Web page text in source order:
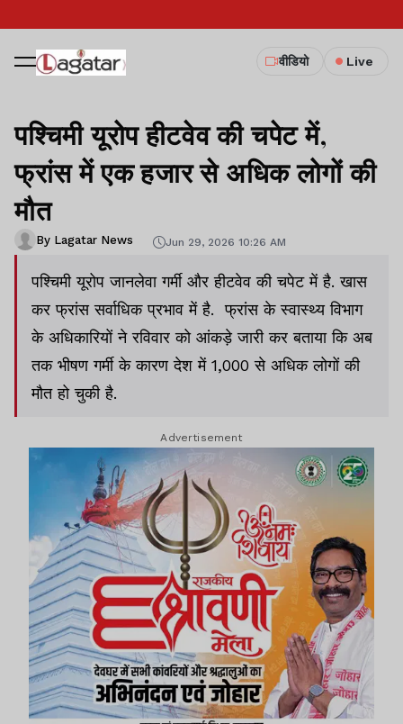
वीडियो Live
पश्चिमी यूरोप हीटवेव की चपेट में,
फ्रांस में एक हजार से अधिक लोगों की
मौत
By Lagatar News Jun 29, 2026 10:26 AM
पश्चिमी यूरोप जानलेवा गर्मी और हीटवेव की चपेट में है. खास
कर फ्रांस सर्वाधिक प्रभाव में है. फ्रांस के स्वास्थ्य विभाग
के अधिकारियों ने रविवार को आंकड़े जारी कर बताया कि अब
तक भीषण गर्मी के कारण देश में 1,000 से अधिक लोगों की
मौत हो चुकी है.
Advertisement